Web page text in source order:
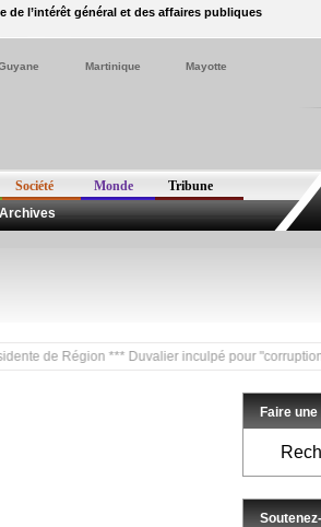
de l’intérêt général et des affaires publiques
Martinique
Mayotte
Société Monde
Tribune
Archives
Région *** Duvalier inculpé pour "corruption et
Faire